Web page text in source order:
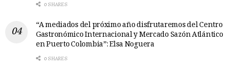
0 SHARES
“A mediados del próximo año disfrutaremos del Centro
Gastronómico Internacional y Mercado Sazón Atlántico
en Puerto Colombia”: Elsa Noguera
0 SHARES